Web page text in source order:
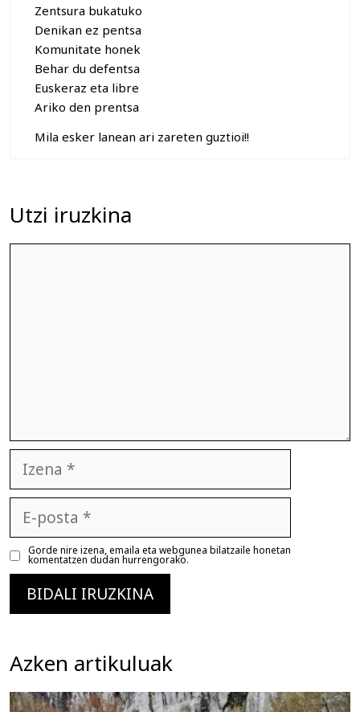
Zentsura bukatuko
Denikan ez pentsa
Komunitate honek
Behar du defentsa
Euskeraz eta libre
Ariko den prentsa
Mila esker lanean ari zareten guztioi!!
Utzi iruzkina
posta
Gorde nire izena, emaila eta webgunea bilatzaile honetan
komentatzen dudan hurrengorako.
Azken artikuluak